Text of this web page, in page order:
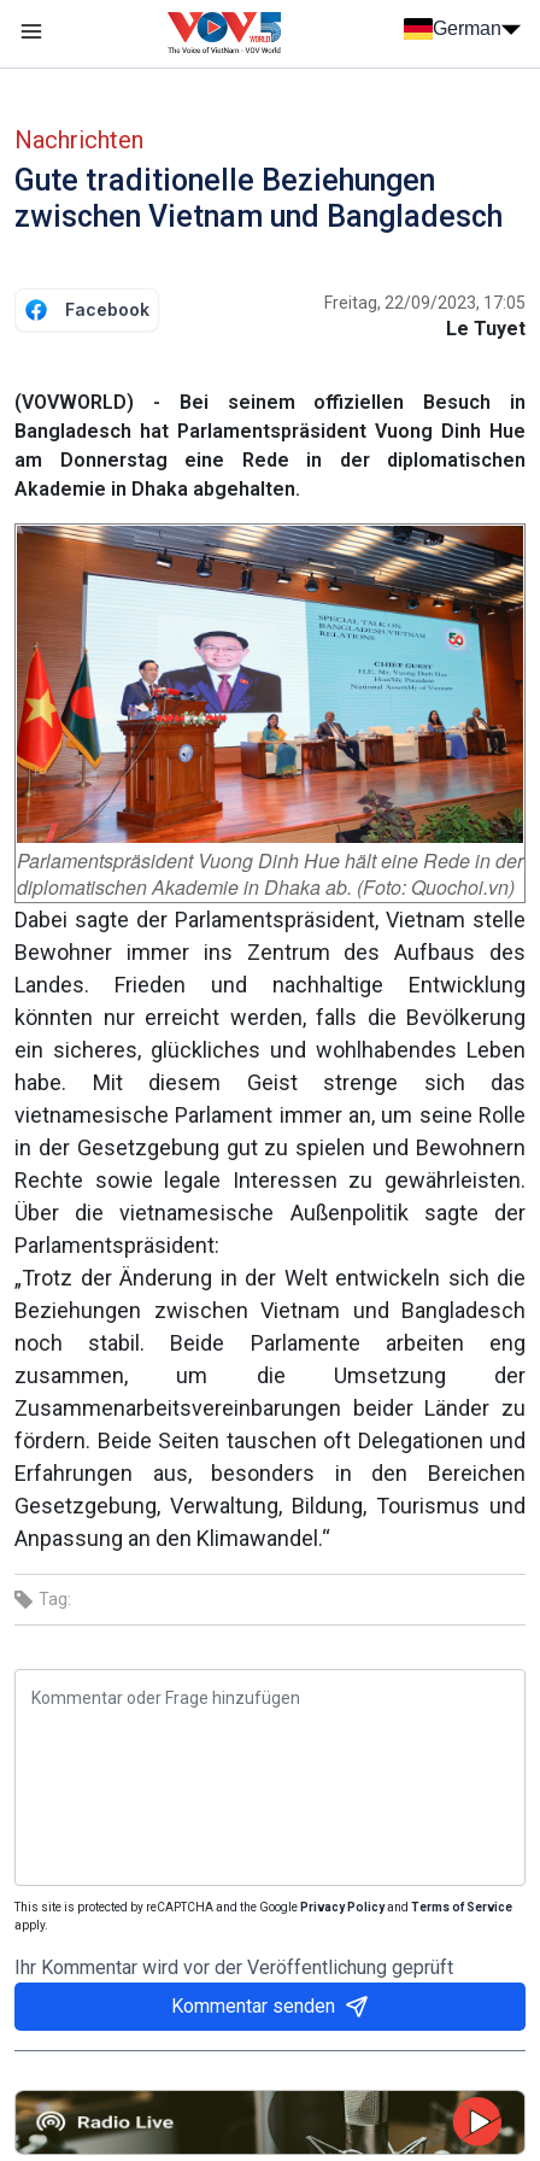
German
Nachrichten
Gute traditionelle Beziehungen
zwischen Vietnam und Bangladesch
Facebook Freitag, 22/09/2023, 17:05
Le Tuyet
(VOVWORLD) - Bei seinem offiziellen Besuch in
Bangladesch hat Parlamentspräsident Vuong Dinh Hue
am Donnerstag eine Rede in der diplomatischen
Akademie in Dhaka abgehalten.
Parlamentspräsident Vuong Dinh Hue hält eine Rede in der
diplomatischen Akademie in Dhaka ab. (Foto: Quochoi.vn)
Dabei sagte der Parlamentspräsident, Vietnam stelle
Bewohner immer ins Zentrum des Aufbaus des
Landes. Frieden und nachhaltige Entwicklung
könnten nur erreicht werden, falls die Bevölkerung
ein sicheres, glückliches und wohlhabendes Leben
habe. Mit diesem Geist strenge sich das
vietnamesische Parlament immer an, um seine Rolle
in der Gesetzgebung gut zu spielen und Bewohnern
Rechte sowie legale Interessen zu gewährleisten.
Über die vietnamesische Außenpolitik sagte der
Parlamentspräsident:
„Trotz der Änderung in der Welt entwickeln sich die
Beziehungen zwischen Vietnam und Bangladesch
noch stabil. Beide Parlamente arbeiten eng
zusammen, um die Umsetzung der
Zusammenarbeitsvereinbarungen beider Länder zu
fördern. Beide Seiten tauschen oft Delegationen und
Erfahrungen aus, besonders in den Bereichen
Gesetzgebung, Verwaltung, Bildung, Tourismus und
Anpassung an den Klimawandel.“
Tag:
This site is protected by reCAPTCHA and the Google Privacy Policyand Terms of Service
apply.
Ihr Kommentar wird vor der Veröffentlichung geprüft
Kommentar senden